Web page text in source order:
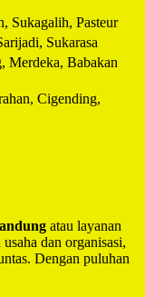
Sukagalih, Pasteur
Sukarasa
Merdeka, Babakan
Cigending,
atau layanan
dan organisasi,
Dengan puluhan